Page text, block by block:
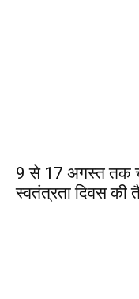
9 से 17 अगस्त तक
स्वतंत्रता दिवस की